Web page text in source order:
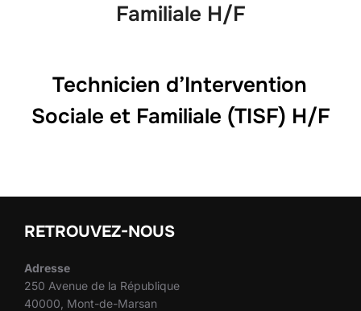
Familiale H/F
Technicien d’Intervention
Sociale et Familiale (TISF) H/F
RETROUVEZ-NOUS
Adresse
250 Avenue de la République
40000, Mont-de-Marsan